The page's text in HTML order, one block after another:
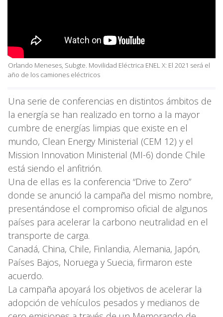
Orlando Meneses, Subgte. Movilidad Eléctrica ENEL X: El 2021 será el
año de los camiones eléctricos
Una serie de conferencias en distintos ámbitos de
la energía se han realizado en torno a la mayor
cumbre de energías limpias que existe en el
mundo, Clean Energy Ministerial (CEM 12) y el
Mission Innovation Ministerial (MI-6) donde Chile
está siendo el anfitrión.
Una de ellas es la conferencia “Drive to Zero”
donde se anunció la campaña del mismo nombre,
presentándose el compromiso oficial de algunos
países para acelerar la carbono neutralidad en el
transporte de carga.
Canadá, China, Chile, Finlandia, Alemania, Japón,
Países Bajos, Noruega y Suecia, firmaron este
acuerdo.
La campaña apoyará los objetivos de acelerar la
adopción de vehículos pesados ​​y medianos de